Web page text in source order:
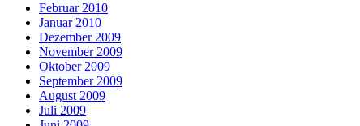
Februar 2010
Januar 2010
Dezember 2009
November 2009
Oktober 2009
September 2009
August 2009
Juli 2009